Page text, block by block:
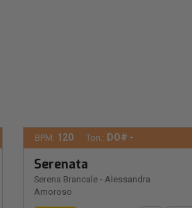
BPM: 120 Ton.: DO# -
Serenata
Serena Brancale - Alessandra
Amoroso